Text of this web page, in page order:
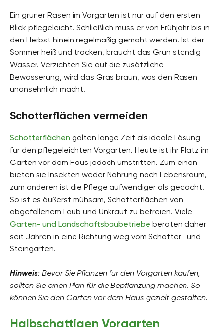
Ein grüner Rasen im Vorgarten ist nur auf den ersten
Blick pflegeleicht. Schließlich muss er von Frühjahr bis in
den Herbst hinein regelmäßig gemäht werden. Ist der
Sommer heiß und trocken, braucht das Grün ständig
Wasser. Verzichten Sie auf die zusätzliche
Bewässerung, wird das Gras braun, was den Rasen
unansehnlich macht.
Schotterflächen vermeiden
Schotterflächen galten lange Zeit als ideale Lösung
für den pflegeleichten Vorgarten. Heute ist ihr Platz im
Garten vor dem Haus jedoch umstritten. Zum einen
bieten sie Insekten weder Nahrung noch Lebensraum,
zum anderen ist die Pflege aufwendiger als gedacht.
So ist es äußerst mühsam, Schotterflächen von
abgefallenem Laub und Unkraut zu befreien. Viele
Garten- und Landschaftsbaubetriebe beraten daher
seit Jahren in eine Richtung weg vom Schotter- und
Steingarten.
Hinweis: Bevor Sie Pflanzen für den Vorgarten kaufen,
sollten Sie einen Plan für die Bepflanzung machen. So
können Sie den Garten vor dem Haus gezielt gestalten.
Halbschattigen Vorgarten